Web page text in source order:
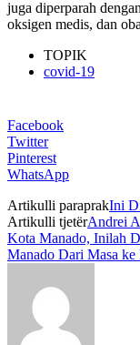
juga diperparah
oksigen medis, dan
TOPIK
covid-19
Facebook
Twitter
Pinterest
WhatsApp
Artikulli paraprakIni
Artikulli tjetërAndrei
Kota Manado, Inilah
Manado Dari Masa ke